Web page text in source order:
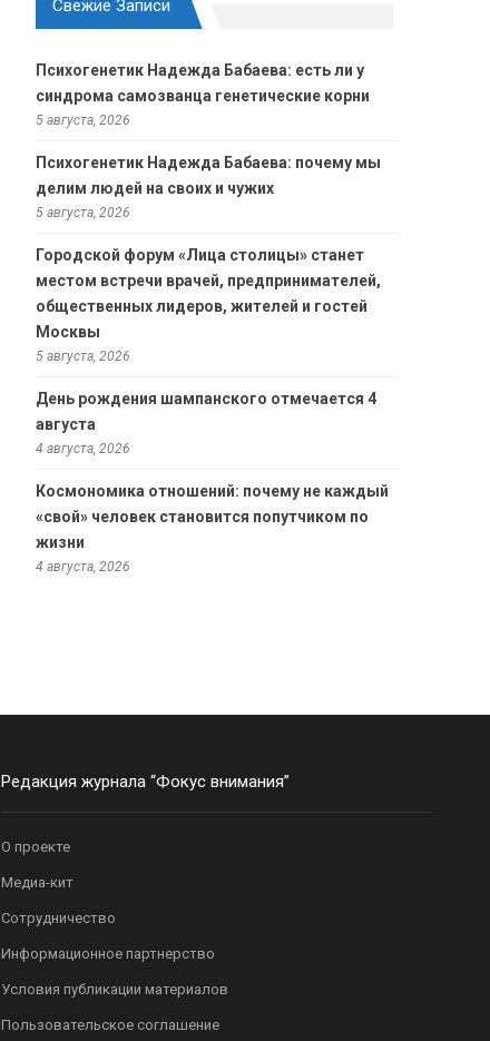
Свежие Записи
Психогенетик Надежда Бабаева: есть ли у
синдрома самозванца генетические корни
5 августа, 2026
Психогенетик Надежда Бабаева: почему мы
делим людей на своих и чужих
5 августа, 2026
Городской форум «Лица столицы» станет
местом встречи врачей, предпринимателей,
общественных лидеров, жителей и гостей
Москвы
5 августа, 2026
День рождения шампанского отмечается 4
августа
4 августа, 2026
Космономика отношений: почему не каждый
«свой» человек становится попутчиком по
жизни
4 августа, 2026
Редакция журнала “Фокус внимания”
О проекте
Медиа-кит
Сотрудничество
Информационное партнерство
Условия публикации материалов
Пользовательское соглашение